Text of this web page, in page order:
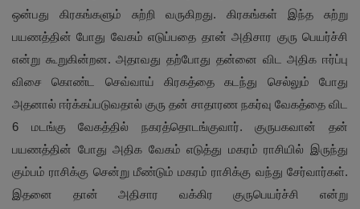
ஒன்பது கிரகங்களும் சுற்றி வருகிறது. கிரகங்கள் இந்த சுற்று
பயணத்தின் போது வேகம் எடுப்பதை தான் அதிசார குரு பெயர்ச்சி
என்று கூறுகின்றன. அதாவது தற்போது தன்னை விட அதிக ஈர்ப்பு
விசை கொண்ட செவ்வாய் கிரகத்தை கடந்து செல்லும் போது
அதனால் ஈர்க்கப்படுவதால் குரு தன் சாதாரண நகர்வு வேகத்தை விட
6 மடங்கு வேகத்தில் நகரத்தொடங்குவார். குருபகவான் தன்
பயணத்தின் போது அதிக வேகம் எடுத்து மகரம் ராசியில் இருந்து
கும்பம் ராசிக்கு சென்று மீண்டும் மகரம் ராசிக்கு வந்து சேர்வார்கள்.
இதனை தான் அதிசார வக்கிர குருபெயர்ச்சி என்று